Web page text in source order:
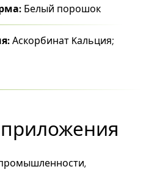
Белый порошок
Аскорбинат Kальция;